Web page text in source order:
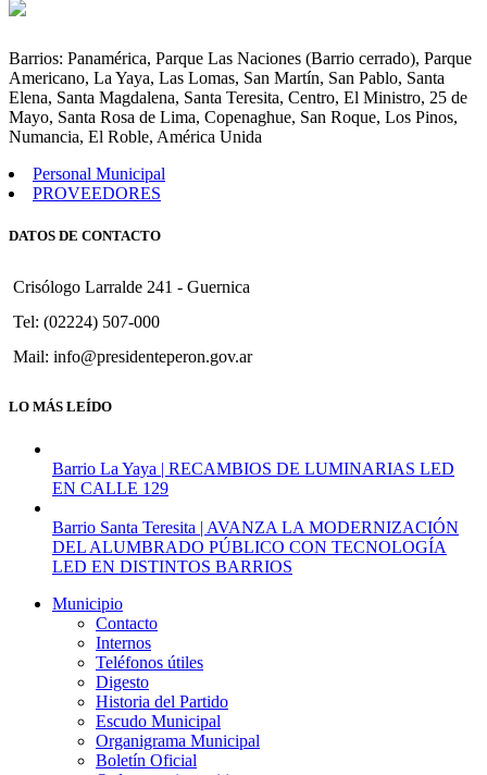
Barrios: Panamérica, Parque Las Naciones (Barrio cerrado), Parque
Americano, La Yaya, Las Lomas, San Martín, San Pablo, Santa
Elena, Santa Magdalena, Santa Teresita, Centro, El Ministro, 25 de
Mayo, Santa Rosa de Lima, Copenaghue, San Roque, Los Pinos,
Numancia, El Roble, América Unida
Personal Municipal
PROVEEDORES
DATOS DE CONTACTO
Crisólogo Larralde 241 - Guernica
Tel: (02224) 507-000
Mail: info@presidenteperon.gov.ar
LO MÁS LEÍDO
Barrio La Yaya | RECAMBIOS DE LUMINARIAS LED
EN CALLE 129
Barrio Santa Teresita | AVANZA LA MODERNIZACIÓN
DEL ALUMBRADO PÚBLICO CON TECNOLOGÍA
LED EN DISTINTOS BARRIOS
Municipio
Contacto
Internos
Teléfonos útiles
Digesto
Historia del Partido
Escudo Municipal
Organigrama Municipal
Boletín Oficial